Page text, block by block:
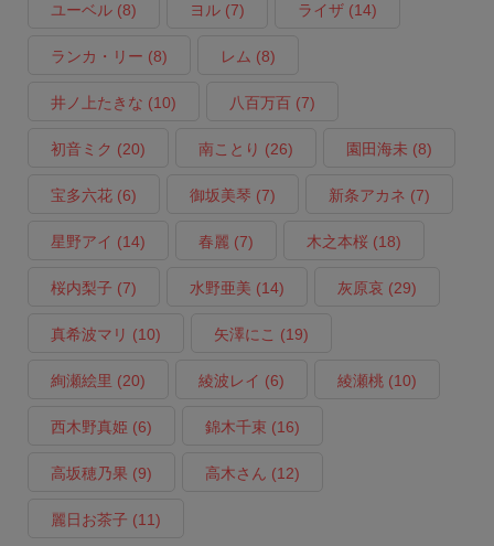
ユーベル(8) ヨル(7) ライザ(14)
ランカ・リー (8) レム (8)
井ノ上たきな (10) 八百万百(7)
初音ミク (20) 南ことり (26) 園田海未 (8)
宝多六花(6) 御坂美琴 (7) 新条アカネ (7)
星野アイ (14) 春麗 (7) 木之本桜(18)
桜内梨子 (7) 水野亜美 (14) 灰原哀 (29)
真希波マリ (10) 矢澤にこ (19)
絢瀬絵里 (20) 綾波レイ (6) 綾瀬桃(10)
西木野真姫 (6) 錦木千束 (16)
高坂穂乃果 (9) 高木さん (12)
麗日お茶子 (11)